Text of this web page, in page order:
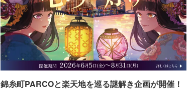
錦糸町PARCOと楽天地を巡る謎解き企画が開催！